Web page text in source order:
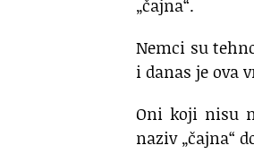
„čajna“.
Nemci su
i danas je ova
Oni koji nisu
naziv „čajna“